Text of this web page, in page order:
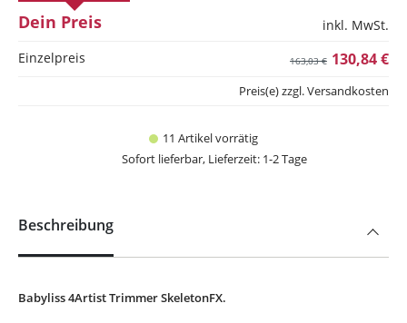
Dein Preis
inkl. MwSt.
Einzelpreis
130,84 €
163,03 €
11 Artikel vorrätig
Sofort lieferbar, Lieferzeit: 1-2 Tage
Preis(e) zzgl. Versandkosten
Beschreibung
Babyliss 4Artist Trimmer SkeletonFX.